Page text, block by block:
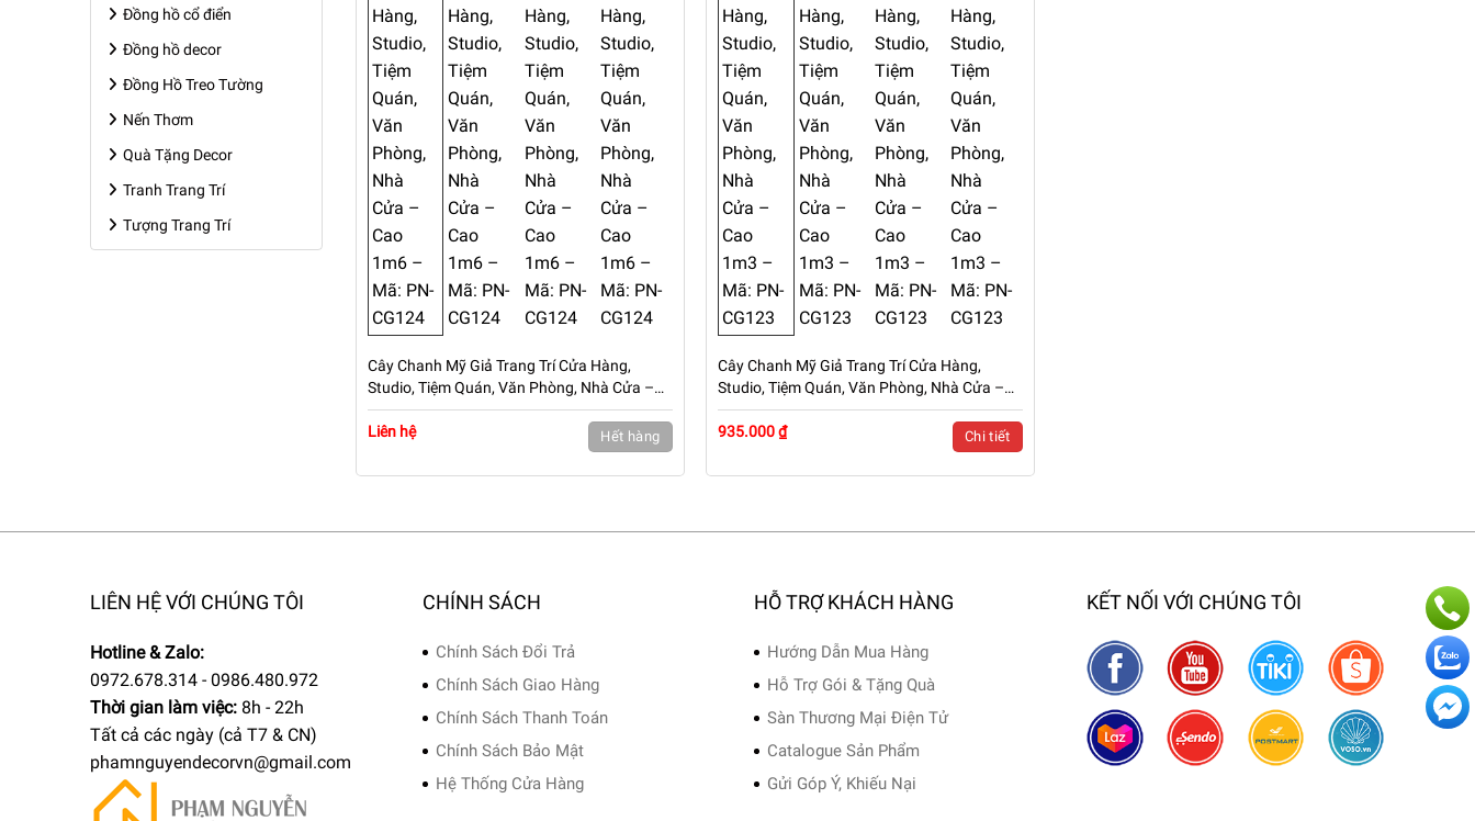
Đồng hồ cổ điển
Đồng hồ decor
Đồng Hồ Treo Tường
Nến Thơm
Quà Tặng Decor
Tranh Trang Trí
Tượng Trang Trí
Cây Chanh Mỹ Giả Trang Trí Cửa Hàng,
Studio, Tiệm Quán, Văn Phòng, Nhà Cửa –
Cao 1m6 – Mã: PN-CG124
Liên hệ
Hết hàng
Cây Chanh Mỹ Giả Trang Trí Cửa Hàng,
Studio, Tiệm Quán, Văn Phòng, Nhà Cửa –
Cao 1m3 – Mã: PN-CG123
935.000 ₫
Chi tiết
LIÊN HỆ VỚI CHÚNG TÔI
Hotline & Zalo:
0972.678.314 - 0986.480.972
Thời gian làm việc: 8h - 22h
Tất cả các ngày (cả T7 & CN)
phamnguyendecorvn@gmail.com
CHÍNH SÁCH
Chính Sách Đổi Trả
Chính Sách Giao Hàng
Chính Sách Thanh Toán
Chính Sách Bảo Mật
Hệ Thống Cửa Hàng
HỖ TRỢ KHÁCH HÀNG
Hướng Dẫn Mua Hàng
Hỗ Trợ Gói & Tặng Quà
Sàn Thương Mại Điện Tử
Catalogue Sản Phẩm
Gửi Góp Ý, Khiếu Nại
KẾT NỐI VỚI CHÚNG TÔI